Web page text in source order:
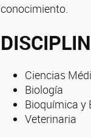
conocimiento.
Ciencias
Biología
Bioquímica y
Veterinaria